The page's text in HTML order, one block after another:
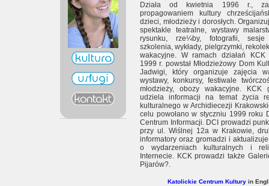
Działa od kwietnia 1996 r.,
propagowaniem kultury
dzieci, młodzieży i dorosłych.
spektakle teatralne, wystawy
rysunku, rze¼by, fotografii, sesje
szkolenia, wykłady, pielgrzymki,
wakacyjne. W ramach działań
1999 r. powstał Młodzieżowy Dom
Jadwigi, który organizuje zajęcia
wystawy, konkursy, festiwale
młodzieży, obozy wakacyjne. KCK
udziela informacji na temat życia
kulturalnego w Archidiecezji
celu powołano w styczniu 1999 roku
Centrum Informacji. DCI prowadzi
przy ul. Wiślnej 12a w Krakowie,
informatory oraz gromadzi i
o wydarzeniach kulturalnych i
Internecie. KCK prowadzi także
Pijarów?.
Katolickie Centrum Kultury in